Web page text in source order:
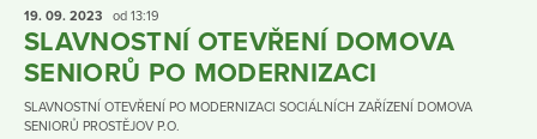
19. 09. 2023 od 13:19
SLAVNOSTNÍ OTEVŘENÍ DOMOVA
SENIORŮ PO MODERNIZACI
SLAVNOSTNÍ OTEVŘENÍ PO MODERNIZACI SOCIÁLNÍCH ZAŘÍZENÍ DOMOVA
SENIORŮ PROSTĚJOV P.O.